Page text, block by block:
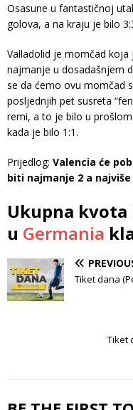
Osasune u fantastičnoj
golova, a na kraju je bilo
Valladolid je momčad
najmanje u dosadašnjem
se da ćemo ovu momčad
posljednjih pet susreta
remi, a to je bilo u
kada je bilo 1:1.
Prijedlog: Valencia će
biti najmanje 2 a najviše
Ukupna
u Germania
Tiket dana
Tiket